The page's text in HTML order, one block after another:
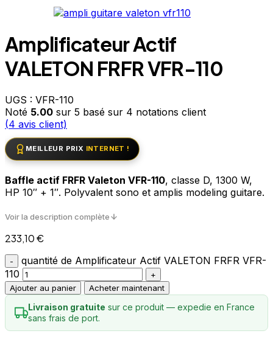
Amplificateur Actif
VALETON FRFR VFR-110
UGS : VFR-110
Noté 5.00 sur 5 basé sur 4 notations client
(4 avis client)
MEILLEUR PRIX INTERNET !
Baffle actif FRFR Valeton VFR-110, classe D, 1300 W,
HP 10″ + 1″. Polyvalent sono et amplis modeling guitare.
Voir la description complète
233,10€
quantité de Amplificateur Actif VALETON FRFR VFR-
110
Ajouter au panier Acheter maintenant
Livraison gratuite sur ce produit — expedie en France
sans frais de port.